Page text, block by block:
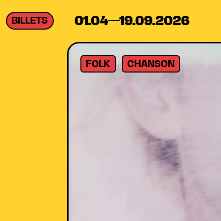
01.04—19.09.2026
BILLETS
FOLK CHANSON